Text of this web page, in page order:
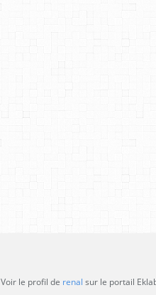
Voir le profil de renal sur le portail